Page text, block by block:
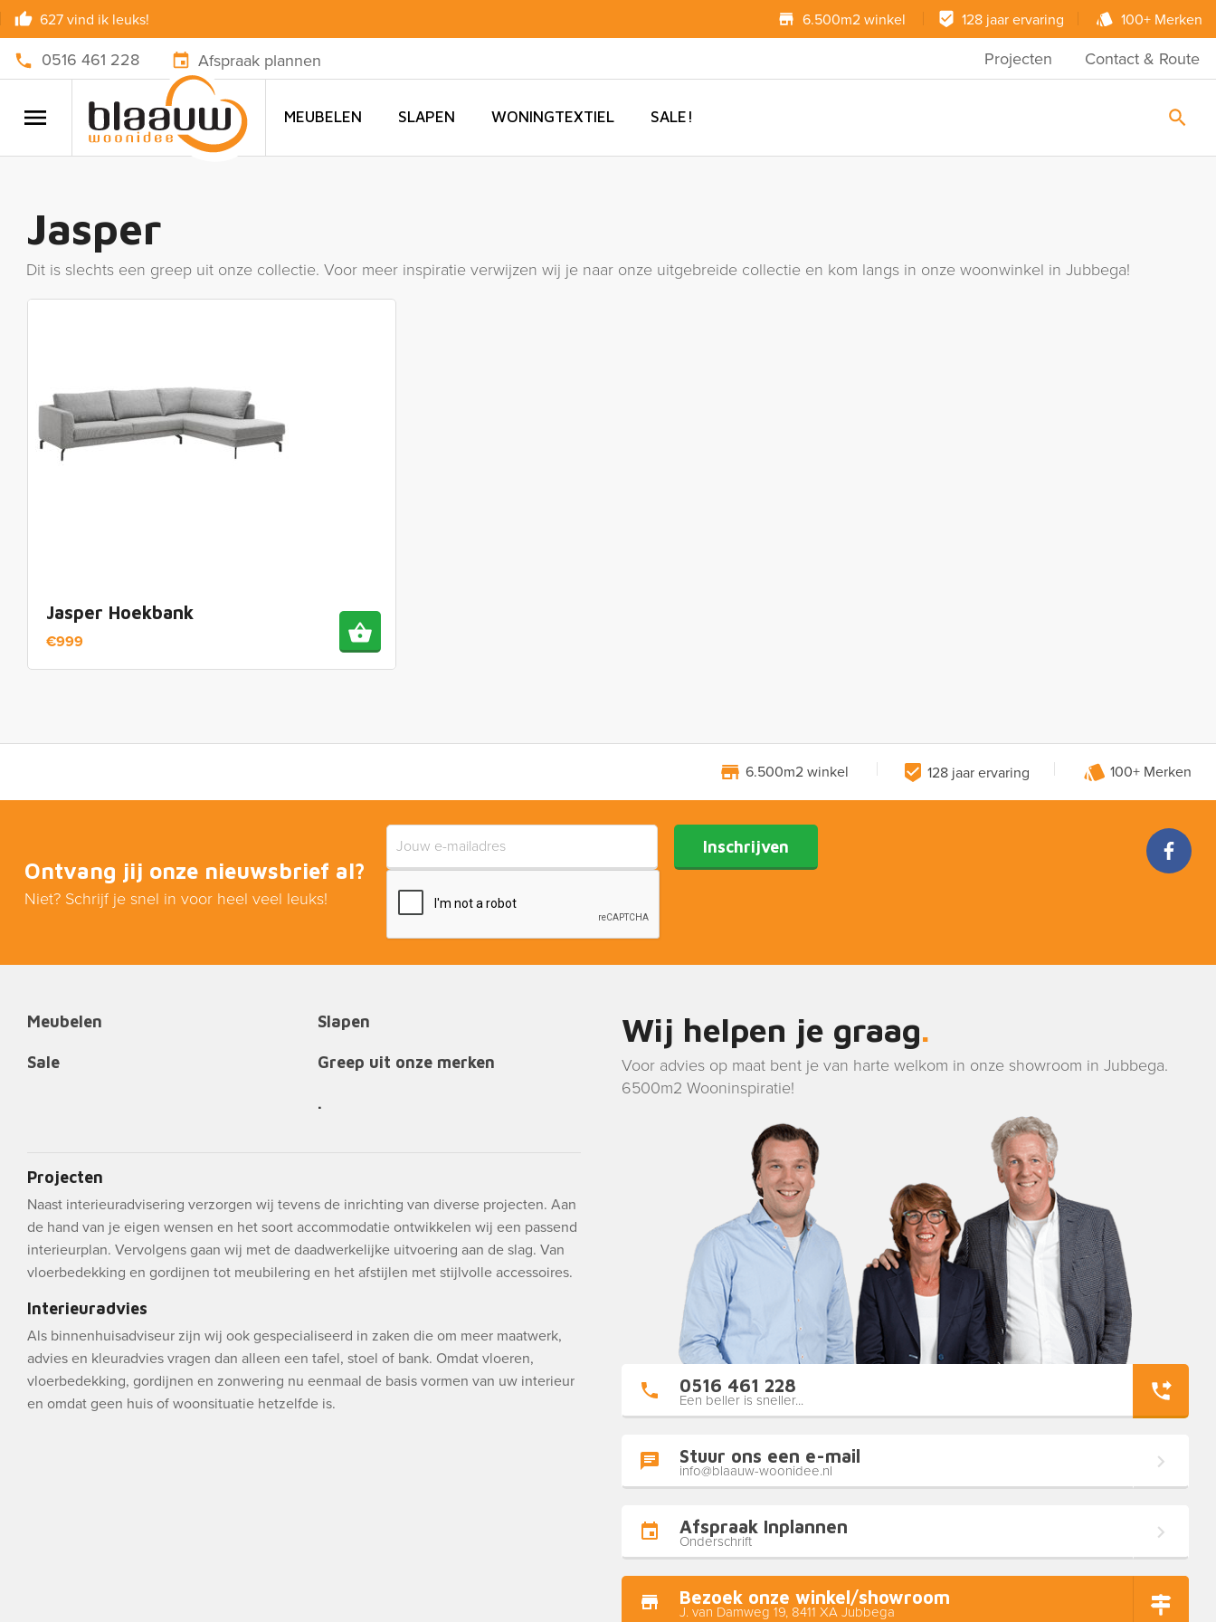
627 vind ik leuks! 6.500m2 winkel 128 jaar ervaring 100+ Merken
0516 461 228 Afspraak plannen Projecten Contact & Route
MEUBELEN SLAPEN WONINGTEXTIEL SALE!
Jasper
Dit is slechts een greep uit onze collectie. Voor meer inspiratie verwijzen wij je naar onze uitgebreide collectie en kom langs in onze woonwinkel in Jubbega!
Jasper Hoekbank
€999
6.500m2 winkel 128 jaar ervaring 100+ Merken
Ontvang jij onze nieuwsbrief al?
Niet? Schrijf je snel in voor heel veel leuks!
Inschrijven
Meubelen
Sale
Slapen
Greep uit onze merken
.
Projecten
Naast interieuradvisering verzorgen wij tevens de inrichting van diverse projecten. Aan
de hand van je eigen wensen en het soort accommodatie ontwikkelen wij een passend
interieurplan. Vervolgens gaan wij met de daadwerkelijke uitvoering aan de slag. Van
vloerbedekking en gordijnen tot meubilering en het afstijlen met stijlvolle accessoires.
Interieuradvies
Als binnenhuisadviseur zijn wij ook gespecialiseerd in zaken die om meer maatwerk,
advies en kleuradvies vragen dan alleen een tafel, stoel of bank. Omdat vloeren,
vloerbedekking, gordijnen en zonwering nu eenmaal de basis vormen van uw interieur
en omdat geen huis of woonsituatie hetzelfde is.
Wij helpen je graag
Voor advies op maat bent je van harte welkom in onze showroom in Jubbega.
6500m2 Wooninspiratie!
0516 461 228
Een beller is sneller...
Stuur ons een e-mail
info@blaauw-woonidee.nl
Afspraak Inplannen
Onderschrift
Bezoek onze winkel/showroom
J. van Damweg 19, 8411 XA Jubbega